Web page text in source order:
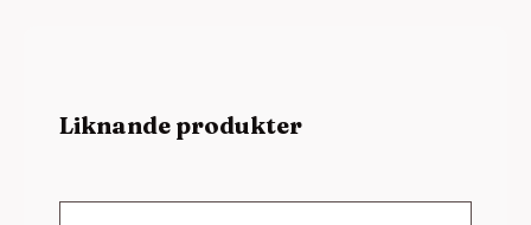
Liknande produkter